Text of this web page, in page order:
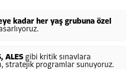
kadar her yaş grubuna özel
ALES gibi kritik sınavlara
stratejik programlar sunuyoruz.